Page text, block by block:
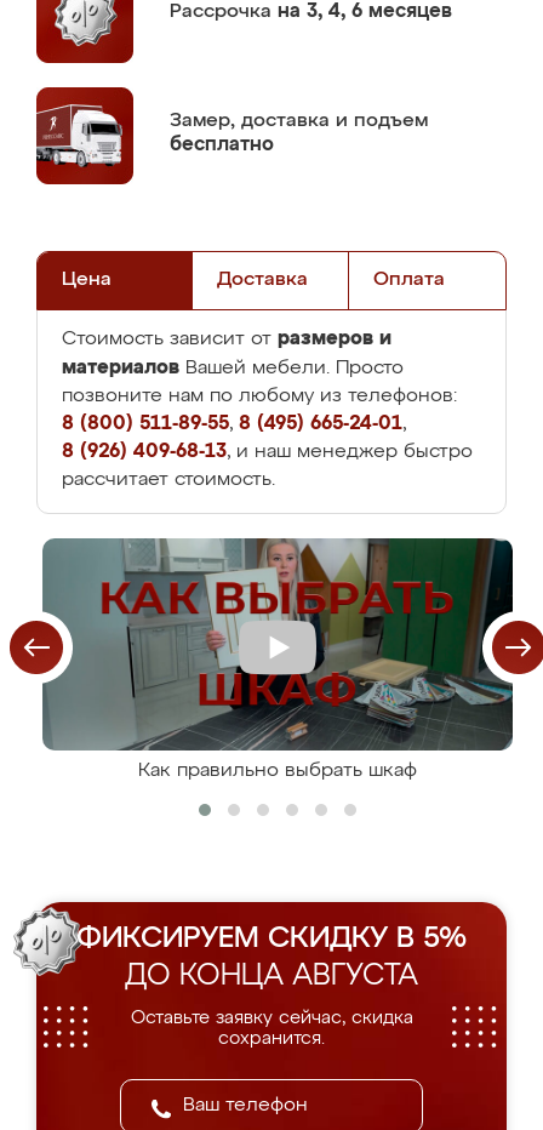
Рассрочка на 3, 4, 6 месяцев
Замер, доставка и подъем
бесплатно
Цена Доставка Оплата
Стоимость зависит от размеров и
материалов Вашей мебели. Просто
позвоните нам по любому из телефонов:
8 (800) 511-89-55, 8 (495) 665-24-01,
8 (926) 409-68-13, и наш менеджер быстро
рассчитает стоимость.
Как правильно выбрать шкаф
ФИКСИРУЕМ СКИДКУ В 5%
ДО КОНЦА АВГУСТА
Оставьте заявку сейчас, скидка
сохранится.